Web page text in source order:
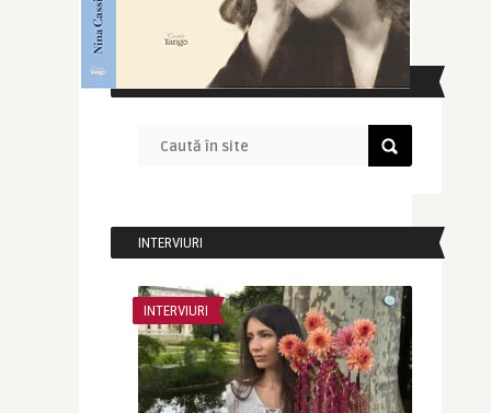
CAUTĂ ÎN SITE
INTERVIURI
INTERVIURI